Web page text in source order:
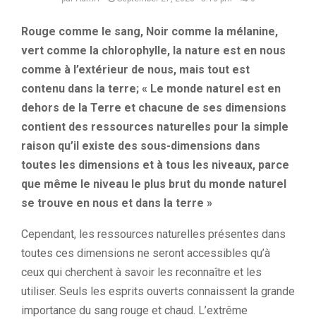
Rouge comme le sang, Noir comme la mélanine,
vert comme la chlorophylle, la nature est en nous
comme à l’extérieur de nous, mais tout est
contenu dans la terre; « Le monde naturel est en
dehors de la Terre et chacune de ses dimensions
contient des ressources naturelles pour la simple
raison qu’il existe des sous-dimensions dans
toutes les dimensions et à tous les niveaux, parce
que même le niveau le plus brut du monde naturel
se trouve en nous et dans la terre »
Cependant, les ressources naturelles présentes dans
toutes ces dimensions ne seront accessibles qu’à
ceux qui cherchent à savoir les reconnaître et les
utiliser. Seuls les esprits ouverts connaissent la grande
importance du sang rouge et chaud. L’extrême